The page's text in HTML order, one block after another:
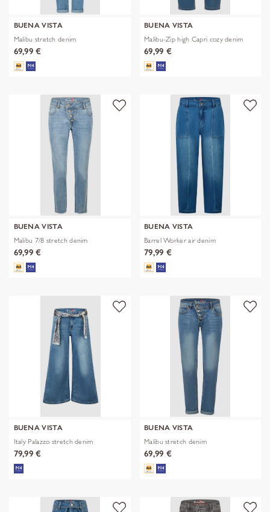
BUENA VISTA
Malibu stretch denim
69,99 €
BUENA VISTA
Malibu-Zip high Capri cozy denim
69,99 €
BUENA VISTA
Malibu 7/8 stretch denim
69,99 €
BUENA VISTA
Barrel Worker air denim
79,99 €
BUENA VISTA
Italy Palazzo stretch denim
79,99 €
BUENA VISTA
Malibu stretch denim
69,99 €